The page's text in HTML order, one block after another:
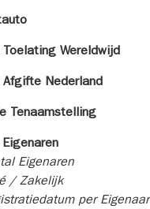
Toelating Wereldwijd
Afgifte Nederland
Tenaamstelling
Eigenaren
/ Zakelijk
per Eigenaar